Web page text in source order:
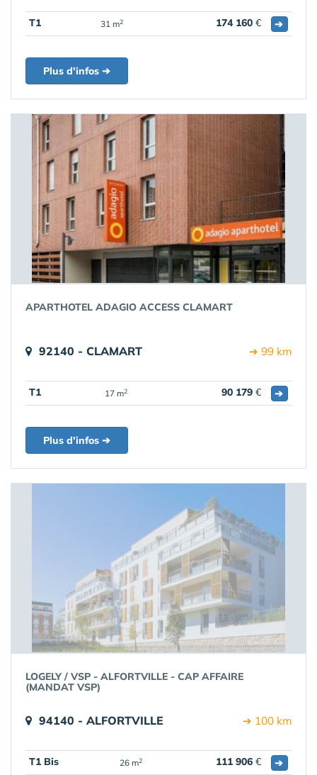
T1 31 m2 174 160 € ➔
Plus d'infos ➔
APARTHOTEL ADAGIO ACCESS CLAMART
92140 - CLAMART ➔ 99 km
T1 17 m2 90 179 € ➔
Plus d'infos ➔
LOGELY / VSP - ALFORTVILLE - CAP AFFAIRE
(MANDAT VSP)
94140 - ALFORTVILLE ➔ 100 km
T1 Bis 26 m2 111 906 € ➔